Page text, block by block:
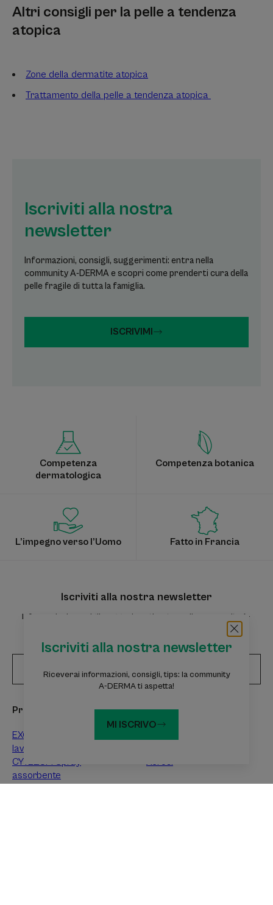
Altri consigli per la pelle a tendenza
atopica
Zone della dermatite atopica
Trattamento della pelle a tendenza atopica
Iscriviti alla nostra
newsletter
Informazioni, consigli, suggerimenti: entra nella
community A-DERMA e scopri come prenderti cura della
pelle fragile di tutta la famiglia.
ISCRIVIMI
Iscriviti alla nostra newsletter
Riceverai informazioni, consigli, tips: la community
A-DERMA ti aspetta!
MI ISCRIVO
Competenza
dermatologica
Competenza botanica
L’impegno verso l’Uomo Fatto in Francia
Iscriviti alla nostra newsletter
Informazioni, consigli, suggerimenti: entra nella community A-
Prodotti da scoprire
EXOMEGA CONTROL Olio
lavante emolliente
CYTELIUM Spray
assorbente
Consigli degli esperti
Xerosi